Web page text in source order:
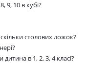
9, 10 в кубі?
столових ложок?
дитина в 1, 2, 3, 4 класі?